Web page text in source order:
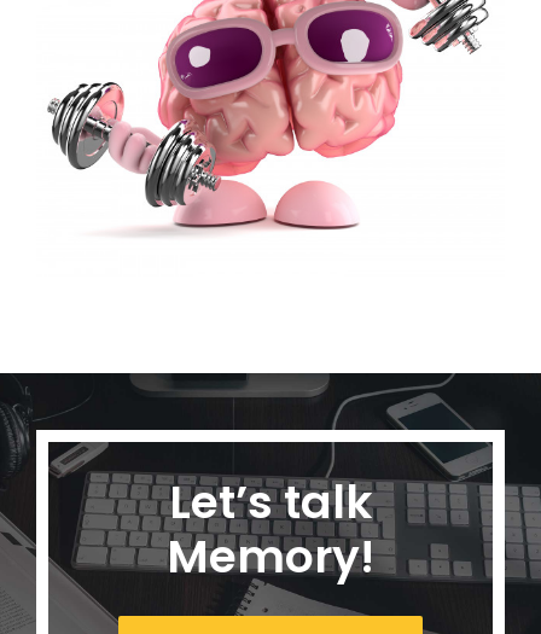
Let’s talk
Memory!